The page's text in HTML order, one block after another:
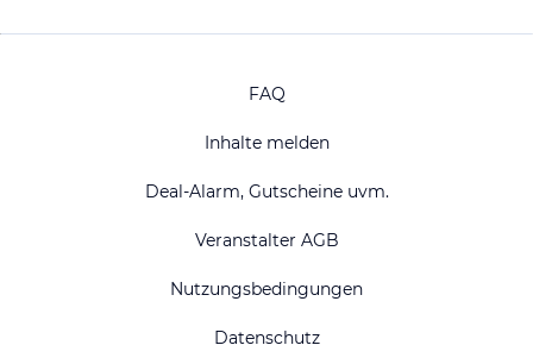
FAQ
Inhalte melden
Deal-Alarm, Gutscheine uvm.
Veranstalter AGB
Nutzungsbedingungen
Datenschutz